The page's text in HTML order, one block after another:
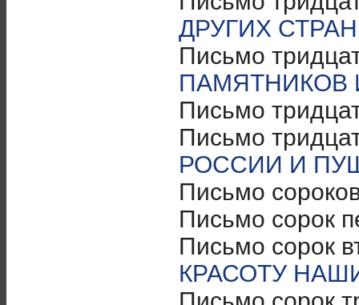
ДРУГИХ
Письмо
ПАМЯТНИКОВ
Письмо
Письмо
РОССИИ И
Письмо
Письмо сорок
Письмо сорок
КРАСОТУ